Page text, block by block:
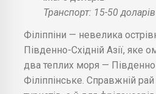
Транспорт: 15-50 доларів
Філіппіни — невелика
Південно-Східній Азії, яке
два теплих моря —
Філіппінське. Справжній